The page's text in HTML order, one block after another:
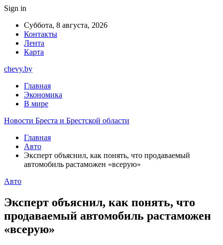
Sign in
Суббота, 8 августа, 2026
Контакты
Лента
Карта
chevy.by
Главная
Экономика
В мире
Новости Бреста и Брестской области
Главная
Авто
Эксперт объяснил, как понять, что продаваемый
автомобиль растаможен «всерую»
Авто
Эксперт объяснил, как понять, что
продаваемый автомобиль растаможен
«всерую»